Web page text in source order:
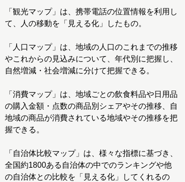
「観光マップ」は、携帯電話の位置情報を利用し
て、人の移動を「見える化」したもの。
「人口マップ」は、地域の人口のこれまでの推移
やこれからの見込みについて、年代別に把握し、
自然増減・社会増減に分けて把握できる。
「消費マップ」は、地域ごとの飲食料品や日用品
の購入金額・点数の商品別シェアやその推移、自
地域の商品が消費されている地域やその推移を把
握できる。
「自治体比較マップ」は、様々な指標に基づき、
全国約1800ある自治体の中でのランキングや他
の自治体との比較を「見える化」してくれるの